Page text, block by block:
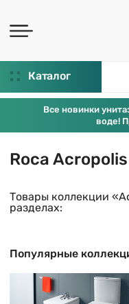
Каталог
Все новинки
воде!
Roca Acropolis
Товары коллекции
разделах:
Популярные